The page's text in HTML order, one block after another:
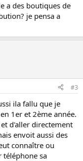
a des boutiques de
je pensa a
#3
ila fallu que je
1er et 2ème année.
d'aller directement
envoit aussi des
connaître ou
téléphone sa